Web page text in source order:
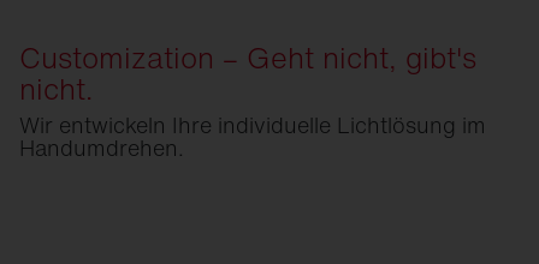
Customization – Geht nicht, gibt's
nicht.
Wir entwickeln Ihre individuelle Lichtlösung im
Handumdrehen.